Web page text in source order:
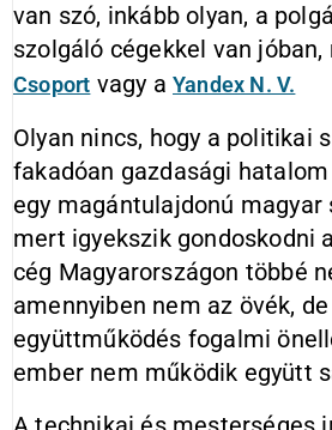
van szó, inkább olyan, a
szolgáló cégekkel van
Csoport vagy aYandex N. V.
Olyan nincs, hogy a politikai
fakadóan gazdasági
egy magántulajdonú magyar
mert igyekszik gondoskodni
cég Magyarországon többé
amennyiben nem az övék,
együttműködés fogalmi
ember nem működik együtt